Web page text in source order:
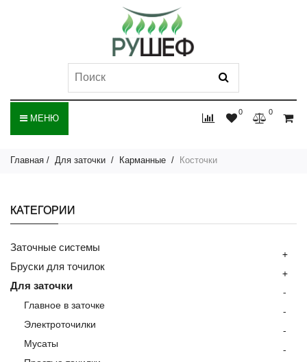
0 0
МЕНЮ
Главная Для заточки Карманные Косточки
КАТЕГОРИИ
Заточные системы +
Бруски для точилок +
Для заточки -
Главное в заточке -
Электроточилки -
Мусаты -